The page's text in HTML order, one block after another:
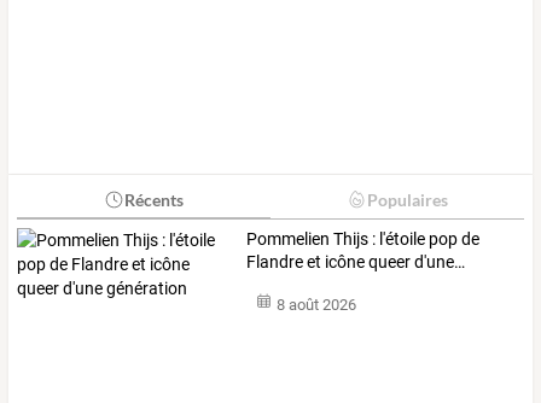
Récents Populaires
Pommelien Thijs : l'étoile popde
Flandreet icônequeerd'une…
8 août 2026